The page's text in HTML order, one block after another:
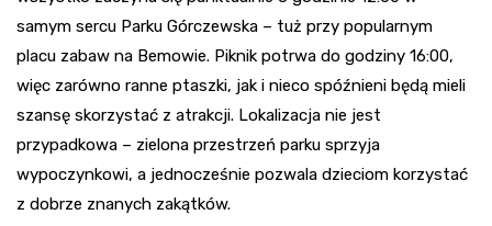
samym sercu Parku Górczewska – tuż przy popularnym
placu zabaw na Bemowie. Piknik potrwa do godziny 16:00,
więc zarówno ranne ptaszki, jak i nieco spóźnieni będą mieli
szansę skorzystać z atrakcji. Lokalizacja nie jest
przypadkowa – zielona przestrzeń parku sprzyja
wypoczynkowi, a jednocześnie pozwala dzieciom korzystać
z dobrze znanych zakątków.